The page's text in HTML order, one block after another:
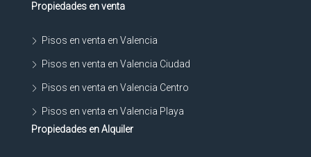
Propiedades en venta
Pisos en venta en Valencia
Pisos en venta en Valencia Ciudad
Pisos en venta en Valencia Centro
Pisos en venta en Valencia Playa
Propiedades en Alquiler